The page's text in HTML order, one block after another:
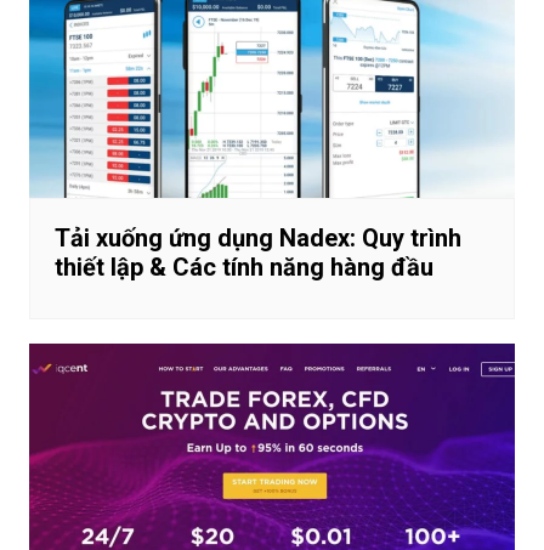
Tải xuống ứng dụng Nadex: Quy trình
thiết lập & Các tính năng hàng đầu